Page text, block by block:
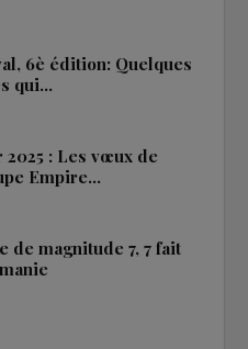
6è édition: Quelques
qui…
: Les vœux de
Empire…
de magnitude 7, 7 fait